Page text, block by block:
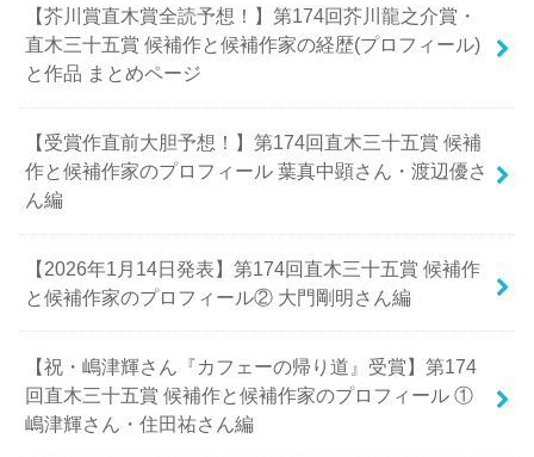
【芥川賞直木賞全読予想！】第174回芥川龍之介賞・
直木三十五賞 候補作と候補作家の経歴(プロフィール)
と作品 まとめページ
【受賞作直前大胆予想！】第174回直木三十五賞 候補
作と候補作家のプロフィール 葉真中顕さん・渡辺優さ
ん編
【2026年1月14日発表】第174回直木三十五賞 候補作
と候補作家のプロフィール② 大門剛明さん編
【祝・嶋津輝さん『カフェーの帰り道』受賞】第174
回直木三十五賞 候補作と候補作家のプロフィール ①
嶋津輝さん・住田祐さん編